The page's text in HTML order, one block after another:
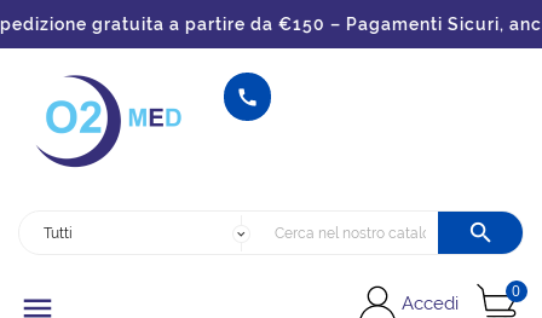
gratuita a partire da €150 – Pagamenti Sicuri,


 Accedi
0